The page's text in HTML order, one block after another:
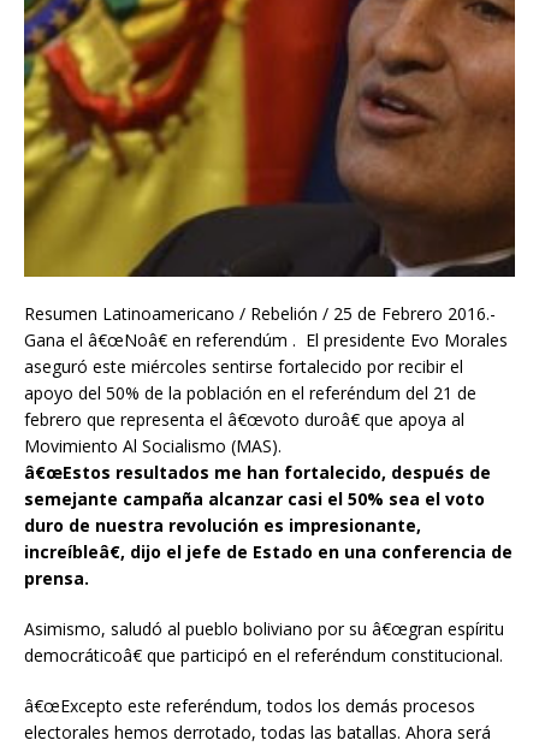
Resumen Latinoamericano / Rebelión / 25 de Febrero 2016.-
Gana el â€œNoâ€ en referendúm . El presidente Evo Morales
aseguró este miércoles sentirse fortalecido por recibir el
apoyo del 50% de la población en el referéndum del 21 de
febrero que representa el â€œvoto duroâ€ que apoya al
Movimiento Al Socialismo (MAS).
â€œEstos resultados me han fortalecido, después de
semejante campaña alcanzar casi el 50% sea el voto
duro de nuestra revolución es impresionante,
increíbleâ€, dijo el jefe de Estado en una conferencia de
prensa.
Asimismo, saludó al pueblo boliviano por su â€œgran espíritu
democráticoâ€ que participó en el referéndum constitucional.
â€œExcepto este referéndum, todos los demás procesos
electorales hemos derrotado, todas las batallas. Ahora será